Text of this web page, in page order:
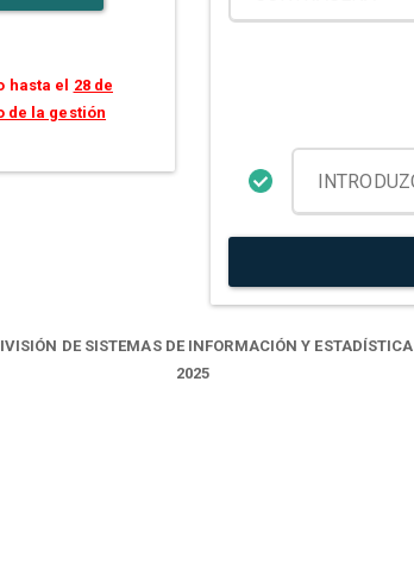
hasta el 28 de
de la gestión
DE SISTEMAS DE INFORMACIÓN Y ESTADÍSTICA
2025